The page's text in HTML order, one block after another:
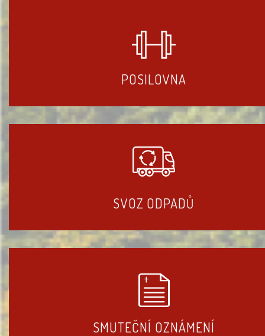
POSILOVNA
SVOZ ODPADŮ
SMUTEČNÍ OZNÁMENÍ